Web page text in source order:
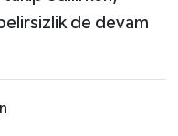
de devam